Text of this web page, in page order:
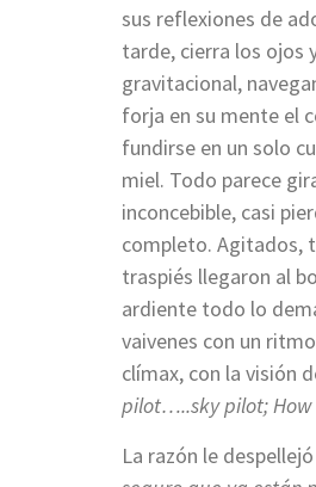
sus reflexiones de
tarde, cierra los ojos
gravitacional,
forja en su mente el
fundirse en un solo
miel. Todo parece
inconcebible, casi
completo. Agitados,
traspiés llegaron al
ardiente todo lo
vaivenes con un
clímax, con la visión
pilot…..sky pilot; How
La razón le